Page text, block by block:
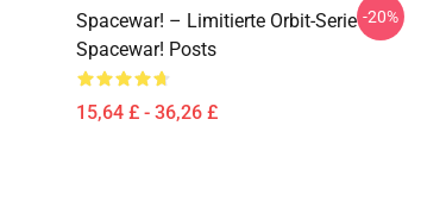
Spacewar! – Limitierte Orbit-Serie
Spacewar! Posts
15,64 £ - 36,26 £
-20%